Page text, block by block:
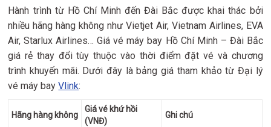
Hành trình từ Hồ Chí Minh đến Đài Bắc được khai thác bởi
nhiều hãng hàng không như Vietjet Air, Vietnam Airlines, EVA
Air, Starlux Airlines… Giá vé máy bay Hồ Chí Minh – Đài Bắc
giá rẻ thay đổi tùy thuộc vào thời điểm đặt vé và chương
trình khuyến mãi. Dưới đây là bảng giá tham khảo từ Đại lý
vé máy bayVlink:
Hãng hàng không
Giá vé khứ hồi
(VNĐ)
Ghi chú